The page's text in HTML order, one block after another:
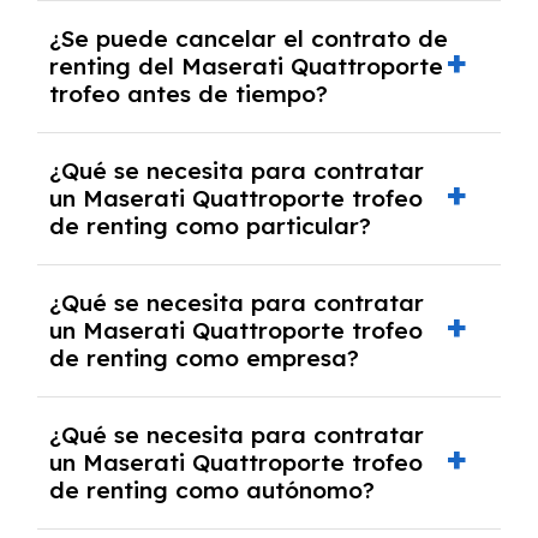
tendrás que pagar ningún tipo de entrada
salvo en casos que lo exija el proveedor
debido al resultado del estudio de viabilidad
económica.
¿Se puede cancelar el contrato de
renting del Maserati Quattroporte
trofeo antes de tiempo?
pero puede haber penalizaciones por
cancelación anticipada. Es importante revisar
las condiciones del contrato y hablar con un
experto que te asesore.
¿Qué se necesita para contratar
un Maserati Quattroporte trofeo
de renting como particular?
y, en algunos casos, una consulta de solvencia
crediticia y un pago inicial.
¿Qué se necesita para contratar
un Maserati Quattroporte trofeo
de renting como empresa?
documentación financiera y, en algunos
casos, un informe de solvencia de la empresa
y un pago inicial.
¿Qué se necesita para contratar
un Maserati Quattroporte trofeo
de renting como autónomo?